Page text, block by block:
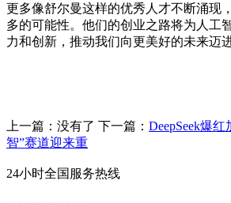
更多像舒尔曼这样的优秀人才不断涌现
多的可能性。他们的创业之路将为人工
力和创新，推动我们向更美好的未来迈进
上一篇：没有了 下一篇： DeepSeek爆
智”赛道迎来重
24小时全国服务热线